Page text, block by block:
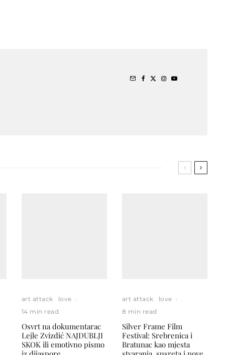
art attack love ·
14 min read
Osvrt na dokumentarac
Lejle Zvizdić NAJDUBLJI
SKOK ili emotivno pismo
art attack love ·
8 min read
Silver Frame Film
Festival: Srebrenica i
Bratunac kao mjesta